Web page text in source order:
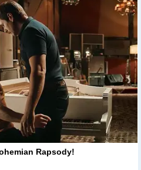
Rapsody!